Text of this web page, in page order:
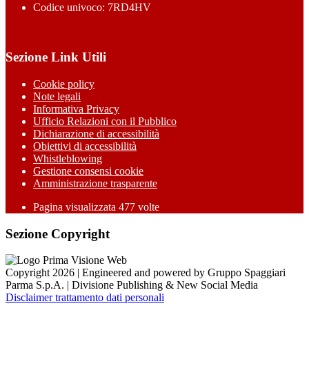
Codice univoco: 7RD4HV
Sezione Link Utili
Cookie policy
Note legali
Informativa Privacy
Ufficio Relazioni con il Pubblico
Dichiarazione di accessibilità
Obiettivi di accessibilità
Whistleblowing
Gestione consensi cookie
Amministrazione trasparente
Pagina visualizzata 477 volte
Sezione Copyright
Copyright 2026 | Engineered and powered by Gruppo Spaggiari
Parma S.p.A. | Divisione Publishing & New Social Media
Disclaimer trattamento dati personali